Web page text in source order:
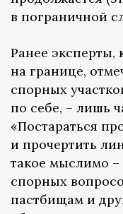
в пограничной
Ранее
на границе,
спорных
по себе, – лишь
«Постараться
и прочертить
такое мыслимо –
спорных
пастбищам и